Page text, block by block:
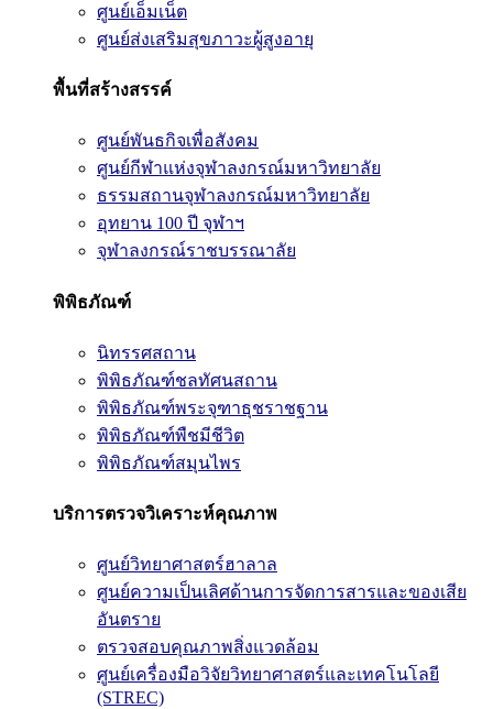
ศูนย์เอ็มเน็ต
ศูนย์ส่งเสริมสุขภาวะผู้สูงอายุ
พื้นที่สร้างสรรค์
ศูนย์พันธกิจเพื่อสังคม
ศูนย์กีฬาแห่งจุฬาลงกรณ์มหาวิทยาลัย
ธรรมสถานจุฬาลงกรณ์มหาวิทยาลัย
อุทยาน 100 ปี จุฬาฯ
จุฬาลงกรณ์ราชบรรณาลัย
พิพิธภัณฑ์
นิทรรศสถาน
พิพิธภัณฑ์ชลทัศนสถาน
พิพิธภัณฑ์พระจุฑาธุชราชฐาน
พิพิธภัณฑ์พืชมีชีวิต
พิพิธภัณฑ์สมุนไพร
บริการตรวจวิเคราะห์คุณภาพ
ศูนย์วิทยาศาสตร์ฮาลาล
ศูนย์ความเป็นเลิศด้านการจัดการสารและของเสีย
อันตราย
ตรวจสอบคุณภาพสิ่งแวดล้อม
ศูนย์เครื่องมือวิจัยวิทยาศาสตร์และเทคโนโลยี
(STREC)